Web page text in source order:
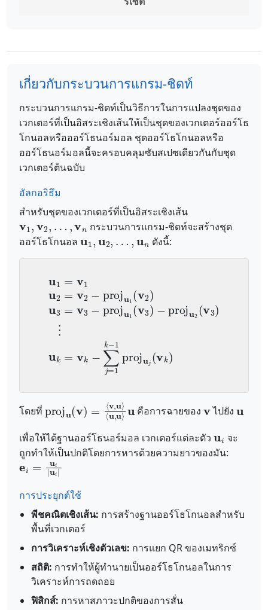
เกี่ยวกับกระบวนการแกรม-ชิดท์
กระบวนการแกรม-ชิดท์เป็นวิธีการในการแปลงชุดของ
เวกเตอร์ที่เป็นอิสระเชิงเส้นให้เป็นชุดของเวกเตอร์ออร์โธ
โกนอลหรือออร์โธนอร์มอล ชุดออร์โธโกนอลหรือ
ออร์โธนอร์มอลนี้จะครอบคลุมซับสเปซเดียวกันกับชุด
เวกเตอร์ต้นฉบับ
อัลกอริธึม
สำหรับชุดของเวกเตอร์ที่เป็นอิสระเชิงเส้น
v 1,v2,…,vn
กระบวนการแกรม-ชิดท์จะสร้างชุด
ออร์โธโกนอล
u 1,u2,…,u n
ดังนี้:
v1 u2 =v
โดยที่
proj u( ) u⟩
u u
คือการฉายของ ไปยัง
เพื่อให้ได้ฐานออร์โธนอร์มอล เวกเตอร์แต่ละตัว
จะ
ถูกทำให้เป็นปกติโดยการหารด้วยความยาวของมัน:
ei=u|ui|
การประยุกต์ใช้
พีชคณิตเชิงเส้น: การสร้างฐานออร์โธโกนอลสำหรับ
พื้นที่เวกเตอร์
การวิเคราะห์เชิงตัวเลข: การแยก QR ของเมทริกซ์
สถิติ: การทำให้ผู้ทำนายเป็นออร์โธโกนอลในการ
วิเคราะห์การถดถอย
ฟิสิกส์: การหาสภาวะปกติของการสั่น